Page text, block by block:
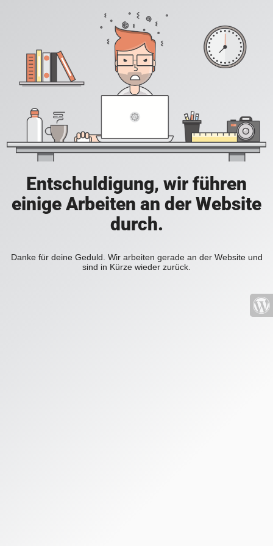
Entschuldigung, wir führen
einige Arbeiten an der Website
durch.
Danke für deine Geduld. Wir arbeiten gerade an der Website und
sind in Kürze wieder zurück.